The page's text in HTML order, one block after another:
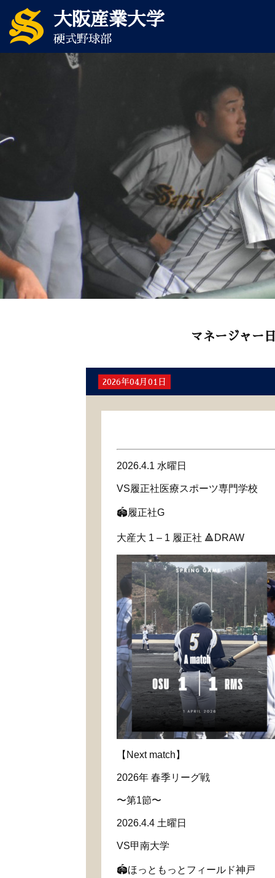
大阪産業大学
硬式野球部
マネージャー
2026年04月01日
2026.4.1 水曜日
VS履正社医療スポーツ専門学校
🏟️履正社G
大産大 1 – 1 履正社 🔺DRAW
【Next match】
2026年 春季リーグ戦
〜第1節〜
2026.4.4 土曜日
VS甲南大学
🏟️ほっともっとフィールド神戸